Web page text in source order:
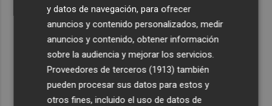
Recibe toda la actualidad de
Plaza Podcast en tu correo
y datos de navegación, para ofrecer
anuncios y contenido personalizados, medir
anuncios y contenido, obtener información
sobre la audiencia y mejorar los servicios.
Proveedores de terceros (1913) también
pueden procesar sus datos para estos y
otros fines, incluido el uso de datos de